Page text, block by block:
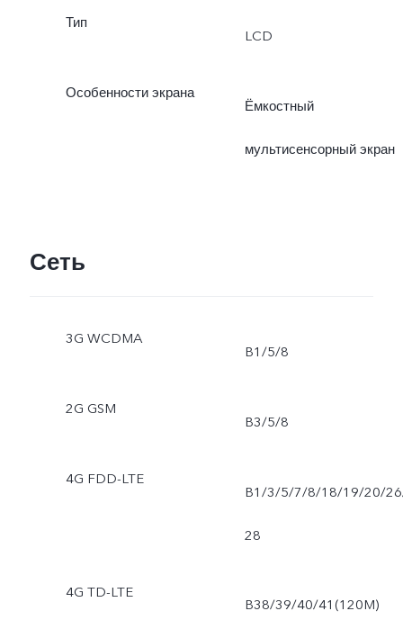
Тип
LCD
Особенности экрана
Ёмкостный
мультисенсорный экран
Сеть
3G WCDMA
B1/5/8
2G GSM
B3/5/8
4G FDD-LTE
B1/3/5/7/8/18/19/20/
28
4G TD-LTE
B38/39/40/41(120M)